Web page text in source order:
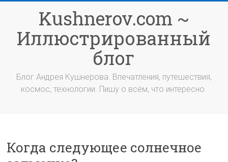
содержимомуKushnerov.com ~
Иллюстрированный
блог
Блог Андрея Кушнерова. Впечатления, путешествия,
космос, технологии. Пишу о всём, что интересно.
Когда следующее солнечное